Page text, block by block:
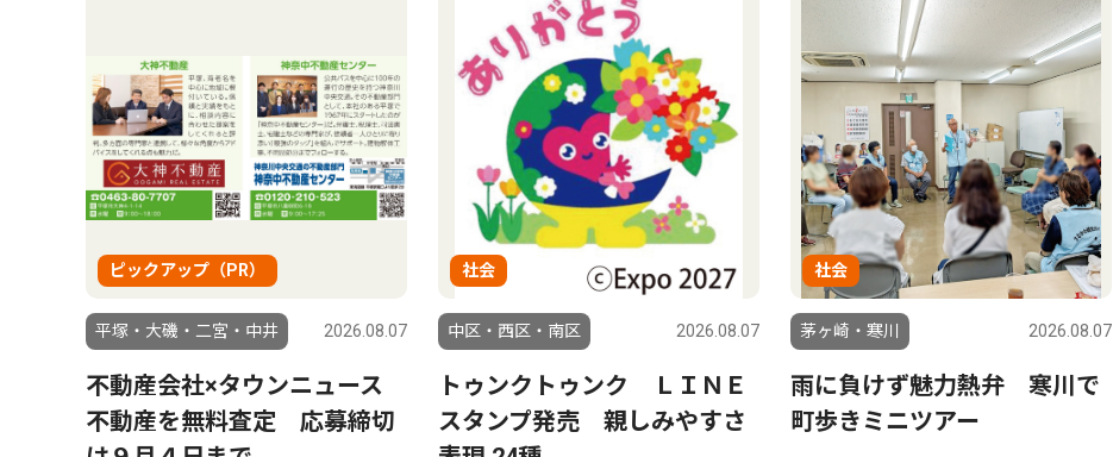
ピックアップ（PR）
平塚・大磯・二宮・中井 2026.08.07
不動産会社×タウンニュース
不動産を無料査定 応募締切
社会
中区・西区・南区 2026.08.07
トゥンクトゥンク ＬＩＮＥ
スタンプ発売 親しみやすさ
社会
茅ヶ崎・寒川 2026.08.07
雨に負けず魅力熱弁 寒川で
町歩きミニツアー